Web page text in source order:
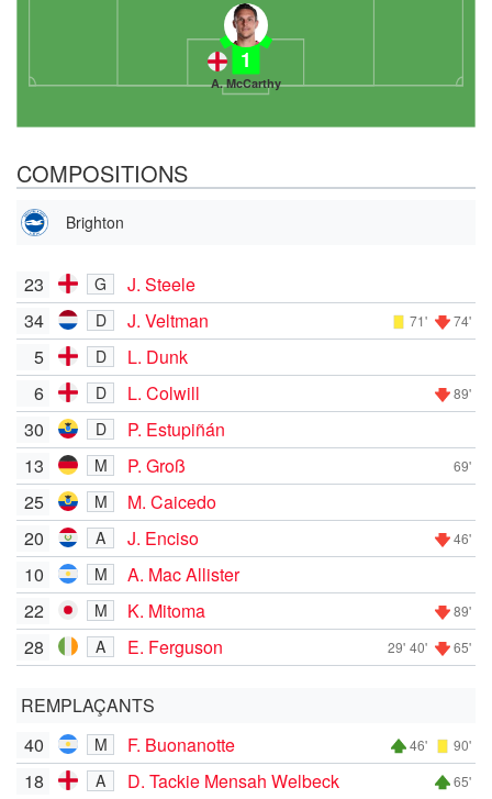
1
A. McCarthy
COMPOSITIONS
Brighton
23 G
J. Steele
34
D J. Veltman 71' 74'
5 D
L. Dunk
6
D L. Colwill 89'
30 D
P. Estupiñán
13
M P. Groß 69'
25 M
M. Caicedo
20
A J. Enciso 46'
10 M
A. Mac Allister
22
M K. Mitoma 89'
28 A E. Ferguson 29' 40' 65'
REMPLAÇANTS
40
M F. Buonanotte 46' 90'
18 A D. Tackie Mensah Welbeck 65'